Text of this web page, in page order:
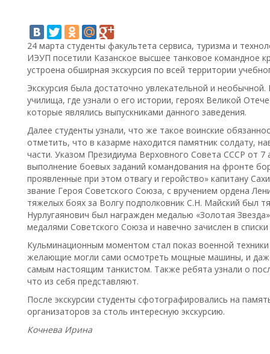
24 марта студенты факультета сервиса, туризма и
ИЭУП посетили Казанское высшее танковое командное
устроена обширная экскурсия по всей территории
Экскурсия была достаточно увлекательной и
училища, где узнали о его истории, героях Великой
которые являлись выпускниками данного заведения.
Далее студенты узнали, что же такое воинские
отметить, что в казарме находится памятник солдату,
части. Указом Президиума Верховного Совета СССР от 7
выполнение боевых заданий командования на фронте
проявленные при этом отвагу и геройство» капитану
звание Героя Советского Союза, с вручением ордена
тяжелых боях за Волгу подполковник С.Н. Майский был
Нурлугаянович был награжден медалью «Золотая
медалями Советского Союза и навечно зачислен в
Кульминационным моментом стал показ военной
желающие могли сами осмотреть мощные машины, и
самым настоящим танкистом. Также ребята узнали о
что из себя представляют.
После экскурсии студенты сфотографировались на
организаторов за столь интересную экскурсию.
Кочнева Ирина